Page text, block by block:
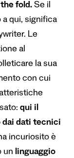
fold. Se il
qui, significa
Le
al
la sua
con cui
qui il
dai dati tecnici
incuriosito è
un linguaggio